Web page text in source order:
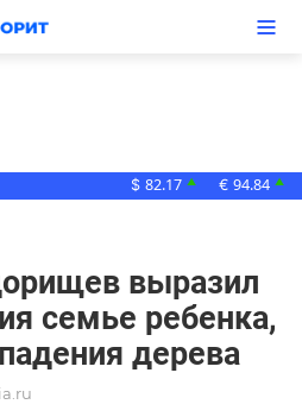
$ 82.17 ▲ € 94.84 ▲
выразил
семье ребенка,
дерева